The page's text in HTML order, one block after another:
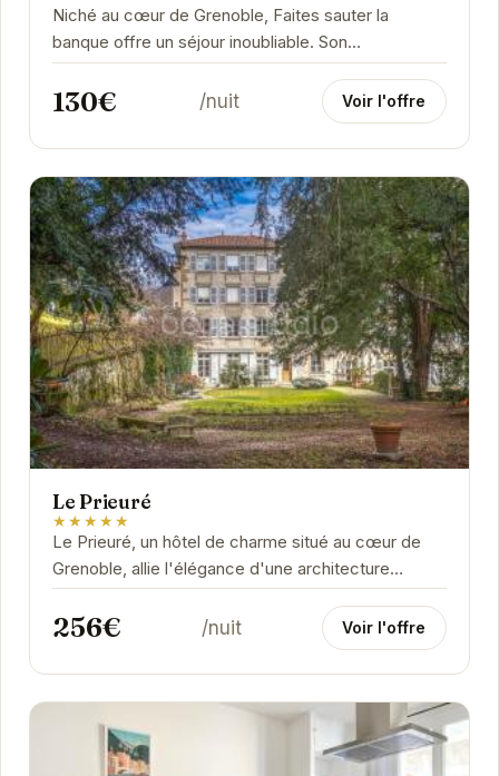
Niché au cœur de Grenoble, Faites sauter la
banque offre un séjour inoubliable. Son
emplacement privilégié permet d'accéder
facilement aux...
130€ /nuit Voir l'offre
Le Prieuré
★★★★★
Le Prieuré, un hôtel de charme situé au cœur de
Grenoble, allie l'élégance d'une architecture
classique à un confort moderne. Ses chambres...
256€ /nuit Voir l'offre